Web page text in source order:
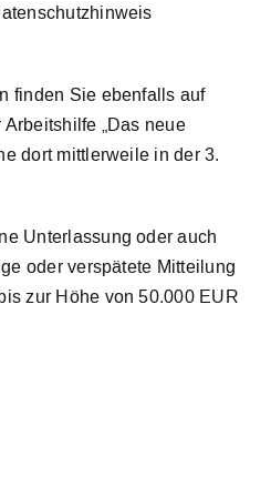
finden Sie ebenfalls auf
„Das neue
dort mittlerweile in der 3.
Unterlassung oder auch
oder verspätete Mitteilung
zur Höhe von 50.000 EUR